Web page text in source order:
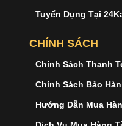
Tuyển Dụng Tại
CHÍNH SÁCH
Chính Sách Thanh
Chính Sách Bảo
Hướng Dẫn Mua